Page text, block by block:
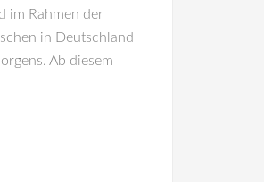
im Rahmen der
in Deutschland
Ab diesem